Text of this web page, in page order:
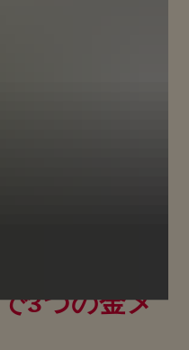
クリングワ
3つの金メ